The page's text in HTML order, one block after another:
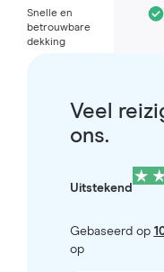
Snelle en
betrouwbare
dekking
Veel
ons.
Uitstekend
Gebaseerd op
op